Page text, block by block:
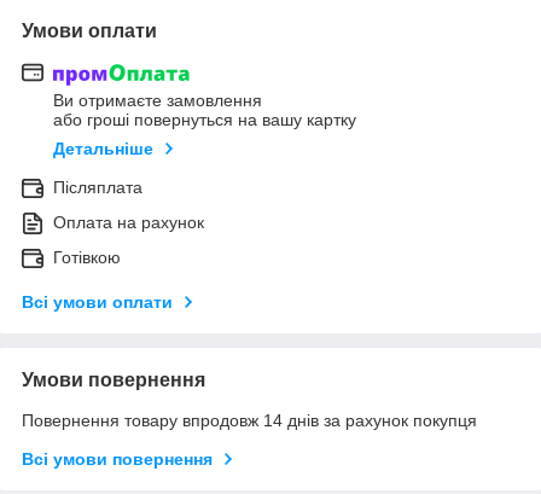
Умови оплати
Ви отримаєте замовлення
або гроші повернуться на вашу картку
Детальніше
Післяплата
Оплата на рахунок
Готівкою
Всі умови оплати
Умови повернення
Повернення товару впродовж 14 днів за рахунок покупця
Всі умови повернення